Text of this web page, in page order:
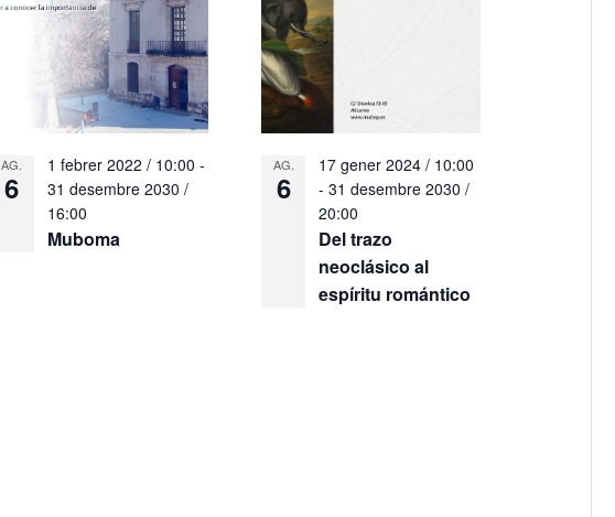
AG.
6
Muboma
1 febrer 2022 / 10:00 -
31 desembre 2030 /
16:00
AG.
6
Del trazo
neoclásico al
espíritu romántico
17 gener 2024 / 10:00
-31 desembre 2030 /
20:00